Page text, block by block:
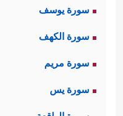
سورة يوسف
سورة الكهف
سورة مريم
سورة يس